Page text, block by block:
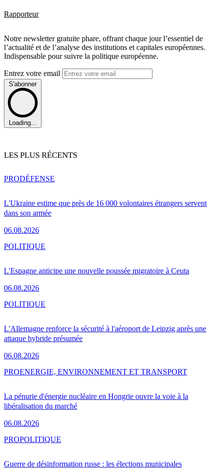
Rapporteur
Notre newsletter gratuite phare, offrant chaque jour l’essentiel de
l’actualité et de l’analyse des institutions et capitales européennes.
Indispensable pour suivre la politique européenne.
Entrez votre email
S'abonner
Loading...
LES PLUS RÉCENTS
L'Ukraine estime que près de 16 000 volontaires étrangers servent
dans son armée
06.08.2026
PRODÉFENSE
L'Espagne anticipe une nouvelle poussée migratoire à Ceuta
06.08.2026
POLITIQUE
L'Allemagne renforce la sécurité à l'aéroport de Leipzig après une
attaque hybride présumée
06.08.2026
POLITIQUE
La pénurie d'énergie nucléaire en Hongrie ouvre la voie à la
libéralisation du marché
06.08.2026
PROENERGIE, ENVIRONNEMENT ET TRANSPORT
Guerre de désinformation russe : les élections municipales
PROPOLITIQUE